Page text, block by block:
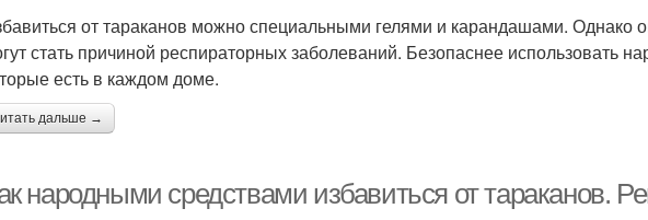
от тараканов можно специальными гелями и карандашами. Однако
стать причиной респираторных заболеваний. Безопаснее использовать
есть в каждом доме.
дальше →
народными средствами избавиться от тараканов.